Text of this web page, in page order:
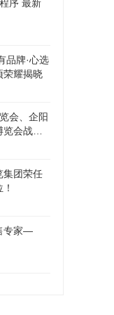
序 最新
品牌·心选
荣耀揭晓
会、企阳
会战略
集团荣任
专家—